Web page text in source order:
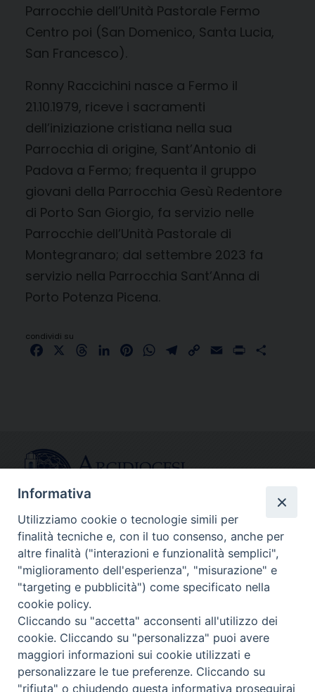
Parrocchie dell’Unità Pastorale Fermo
Centro poi (San Domenico, Santa Lucia,
San Francesco).
Ronny Raccichini nasce a Fermo il
21.10.1979, riceve i sacramenti
dell’iniziazione cristiana nella sua
Parrocchia di origine, Sant’Antonio di
Padova a Fermo; frequenta il gruppo
giovani della Parrocchia Gesù Redentore
di Porto San Giorgio, fa servizio nelle
Parrocchie dell’Unità Pastorale di
Montegranaro; dal settembre 2023 fa
servizio nella Parrocchia Sant’Anna di
Porto Potenza Picena.
condividi su
FacebookThreadsLinkedInPinterestWhatsApp
Telegram
Copy Email Print
CONTATTI
info@fermodiocesi.it
pec:economato.diocesifermo@legalmail.it
SEGUICI SU
Facebook
Instagram
X YouTube
Feed
Copyright © Arcidiocesi di Fermo
Informativa
Utilizziamo cookie o tecnologie simili per
finalità tecniche e, con il tuo consenso, anche per
altre finalità ("interazioni e funzionalità semplici",
"miglioramento dell'esperienza", "misurazione" e
"targeting e pubblicità") come specificato nella
cookie policy.
Cliccando su "accetta" acconsenti all'utilizzo dei
cookie. Cliccando su "personalizza" puoi avere
maggiori informazioni sui cookie utilizzati e
personalizzare le tue preferenze. Cliccando su
"rifiuta" o chiudendo questa informativa proseguirai